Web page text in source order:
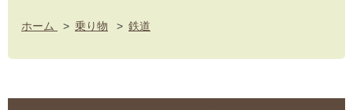
ホーム > 乗り物 > 鉄道